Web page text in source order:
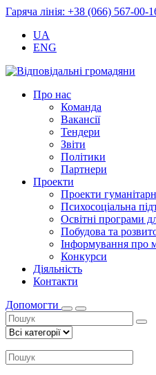
Гаряча лінія: +38 (066) 567-00-
UA
ENG
Про нас
Команда
Вакансії
Тендери
Звіти
Політики
Партнери
Проекти
Проекти
Психосоціальна
Освітні програми
Побудова та
Інформування про
Конкурси
Діяльність
Контакти
Допомогти